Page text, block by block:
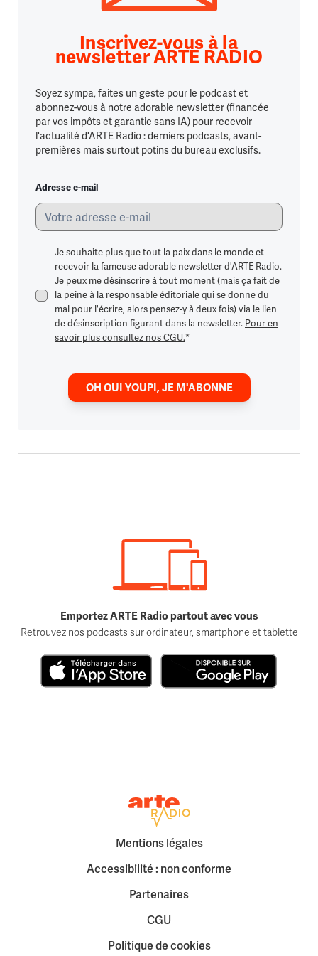
Inscrivez-vous à la
newsletter ARTE RADIO
Soyez sympa, faites un geste pour le podcast et
abonnez-vous à notre adorable newsletter (financée
par vos impôts et garantie sans IA) pour recevoir
l'actualité d'ARTE Radio : derniers podcasts, avant-
premières mais surtout potins du bureau exclusifs.
Adresse e-mail
Je souhaite plus que tout la paix dans le monde et
recevoir la fameuse adorable newsletter d'ARTE Radio.
Je peux me désinscrire à tout moment (mais ça fait de
la peine à la responsable éditoriale qui se donne du
mal pour l'écrire, alors pensez-y à deux fois) via le lien
de désinscription figurant dans la newsletter. Pour en
savoir plus consultez nos CGU.*
OH OUI YOUPI, JE M'ABONNE
Emportez ARTE Radio partout avec vous
Retrouvez nos podcasts sur ordinateur, smartphone et tablette
Retour à la page d'accueil
Mentions légales
Accessibilité : non conforme
Partenaires
CGU
Politique de cookies